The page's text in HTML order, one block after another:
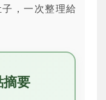
，一次整理給
摘要